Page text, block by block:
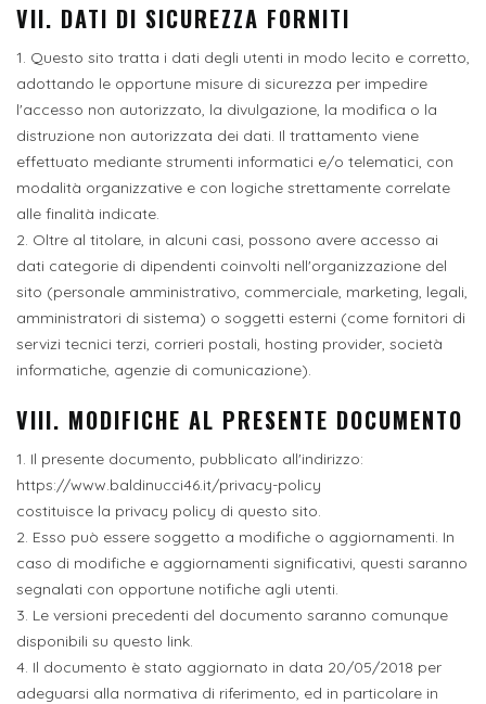
VII. DATI DI SICUREZZA FORNITI
1. Questo sito tratta i dati degli utenti in modo lecito e corretto,
adottando le opportune misure di sicurezza per impedire
l'accesso non autorizzato, la divulgazione, la modifica o la
distruzione non autorizzata dei dati. Il trattamento viene
effettuato mediante strumenti informatici e/o telematici, con
modalità organizzative e con logiche strettamente correlate
alle finalità indicate.
2. Oltre al titolare, in alcuni casi, possono avere accesso ai
dati categorie di dipendenti coinvolti nell'organizzazione del
sito (personale amministrativo, commerciale, marketing, legali,
amministratori di sistema) o soggetti esterni (come fornitori di
servizi tecnici terzi, corrieri postali, hosting provider, società
informatiche, agenzie di comunicazione).
VIII. MODIFICHE AL PRESENTE DOCUMENTO
1. Il presente documento, pubblicato all'indirizzo:
https://www.baldinucci46.it/privacy-policy
costituisce la privacy policy di questo sito.
2. Esso può essere soggetto a modifiche o aggiornamenti. In
caso di modifiche e aggiornamenti significativi, questi saranno
segnalati con opportune notifiche agli utenti.
3. Le versioni precedenti del documento saranno comunque
disponibili su questo link.
4. Il documento è stato aggiornato in data 20/05/2018 per
adeguarsi alla normativa di riferimento, ed in particolare in